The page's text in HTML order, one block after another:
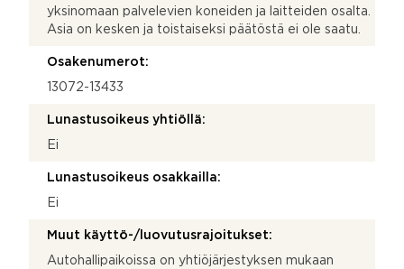
yksinomaan palvelevien koneiden ja laitteiden osalta.
Asia on kesken ja toistaiseksi päätöstä ei ole saatu.
Osakenumerot:
13072-13433
Lunastusoikeus yhtiöllä:
Ei
Lunastusoikeus osakkailla:
Ei
Muut käyttö-/luovutusrajoitukset:
Autohallipaikoissa on yhtiöjärjestyksen mukaan